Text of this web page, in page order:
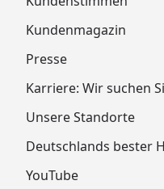
Kundenmagazin
Presse
Karriere: Wir suchen
Unsere Standorte
Deutschlands bester
YouTube